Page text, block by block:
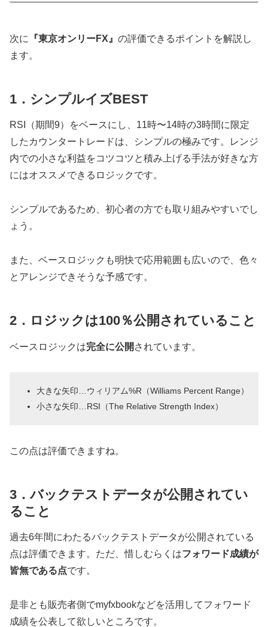
次に 『東京オンリーFX』 の評価できるポイントを解説し
ます。
1．シンプルイズBEST
RSI（期間9）をベースにし、11時〜14時の3時間に限定
したカウンタートレードは、シンプルの極みです。レンジ
内での小さな利益をコツコツと積み上げる手法が好きな方
にはオススメできるロジックです。
シンプルであるため、初心者の方でも取り組みやすいでし
ょう。
また、ベースロジックも明快で応用範囲も広いので、色々
とアレンジできそうな予感です。
2．ロジックは100％公開されていること
ベースロジックは完全に公開 されています。
大きな矢印…ウィリアム%R（Williams Percent Range）
小さな矢印…RSI（The Relative Strength Index）
この点は評価できますね。
3．バックテストデータが公開されてい
ること
過去6年間にわたるバックテストデータが公開されている
点は評価できます。ただ、惜しむらくはフォワード成績が
皆無である点です。
是非とも販売者側でmyfxbookなどを活用してフォワード
成績を公表して欲しいところです。